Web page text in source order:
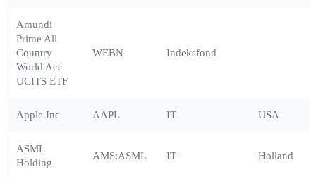
Amundi
Prime All
Country
World Acc
UCITS ETF
WEBN Indeksfond
Apple Inc AAPL IT USA
ASML
Holding
AMS:ASML IT Holland